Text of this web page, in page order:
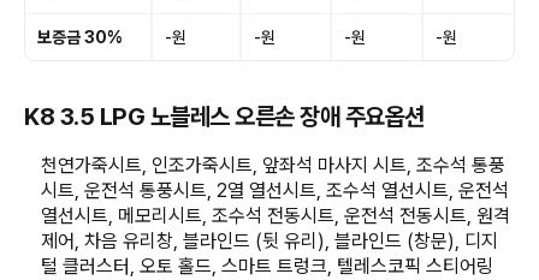
보증금 30% -원 -원 -원 -원
K8 3.5 LPG 노블레스 오른손 장애 주요옵션
천연가죽시트, 인조가죽시트, 앞좌석 마사지 시트, 조수석 통풍
시트, 운전석 통풍시트, 2열 열선시트, 조수석 열선시트, 운전석
열선시트, 메모리시트, 조수석 전동시트, 운전석 전동시트, 원격
제어, 차음 유리창, 블라인드 (뒷 유리), 블라인드 (창문), 디지
털 클러스터, 오토 홀드, 스마트 트렁크, 텔레스코픽 스티어링